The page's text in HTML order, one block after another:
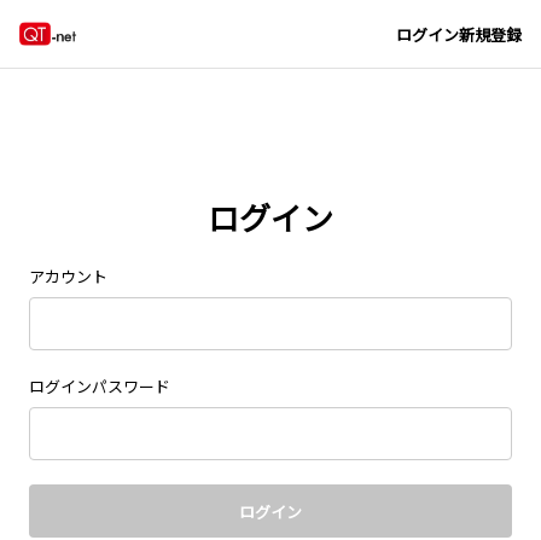
ログイン新規登録
ログイン
アカウント
ログインパスワード
ログイン